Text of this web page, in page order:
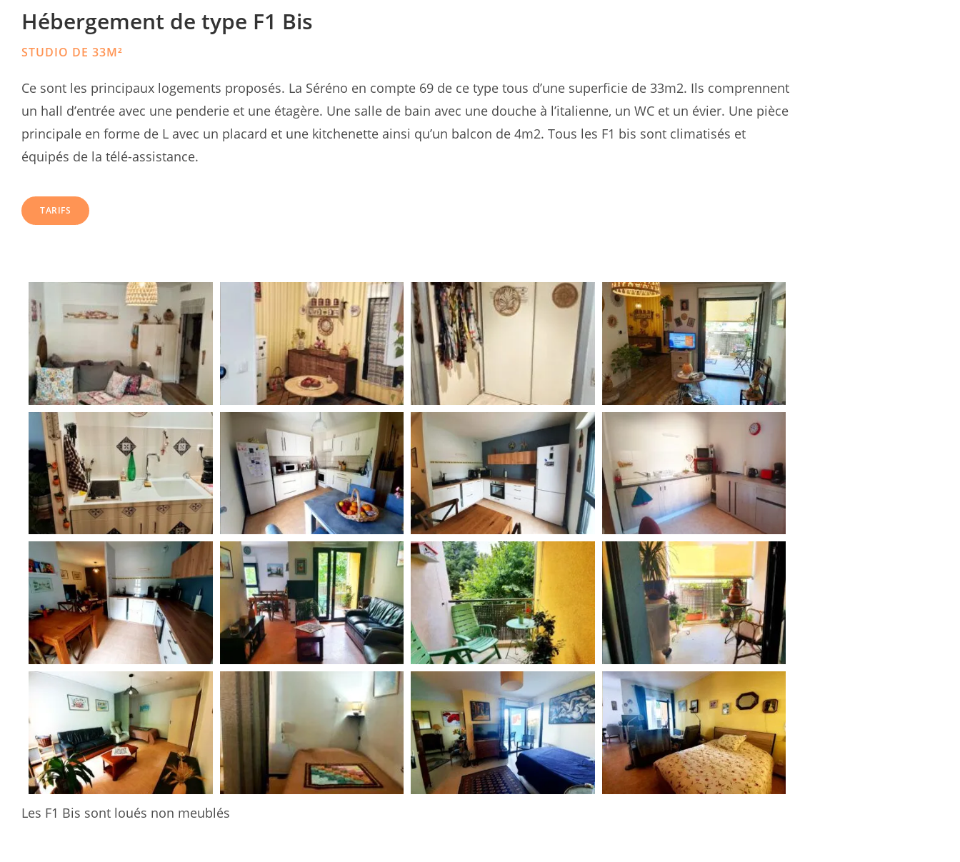
Hébergement de type F1 Bis
STUDIO DE 33M²
Ce sont les principaux logements proposés. La Séréno en compte 69 de ce type tous d’une superficie de 33m2. Ils comprennent
un hall d’entrée avec une penderie et une étagère. Une salle de bain avec une douche à l’italienne, un WC et un évier. Une pièce
principale en forme de L avec un placard et une kitchenette ainsi qu’un balcon de 4m2. Tous les F1 bis sont climatisés et
équipés de la télé-assistance.
TARIFS
Les F1 Bis sont loués non meublés